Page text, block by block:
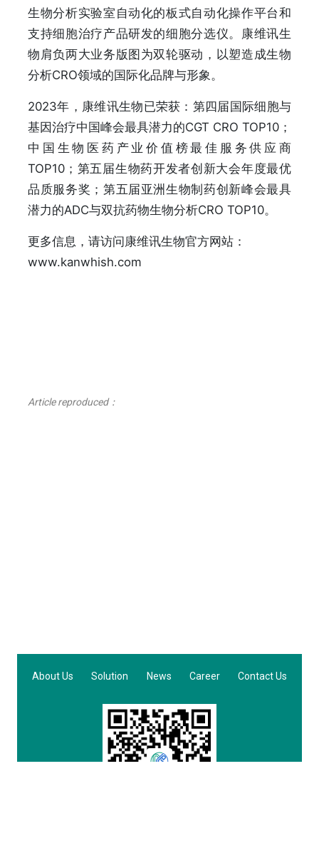
生物分析实验室自动化的板式自动化操作平台和
支持细胞治疗产品研发的细胞分选仪。康维讯生
物肩负两大业务版图为双轮驱动，以塑造成生物
分析CRO领域的国际化品牌与形象。
2023年，康维讯生物已荣获：第四届国际细胞与
基因治疗中国峰会最具潜力的CGT CRO TOP10；
中国生物医药产业价值榜最佳服务供应商
TOP10；第五届生物药开发者创新大会年度最优
品质服务奖；第五届亚洲生物制药创新峰会最具
潜力的ADC与双抗药物生物分析CRO TOP10。
更多信息，请访问康维讯生物官方网站：
www.kanwhish.com
Article reproduced：
Email : ADD :
About Us Solution News Career Contact Us